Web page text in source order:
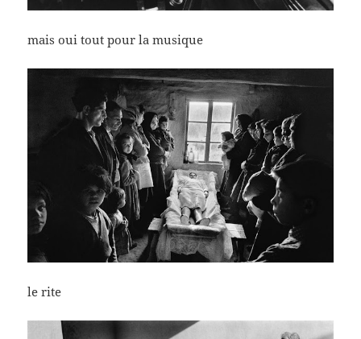
mais oui tout pour la musique
le rite